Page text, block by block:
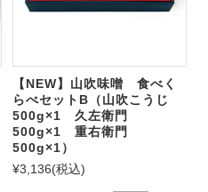
【NEW】山吹味噌 食べく
らべセットB（山吹こうじ
500g×1 久左衛門
500g×1 重右衛門
500g×1）
¥3,136(税込)